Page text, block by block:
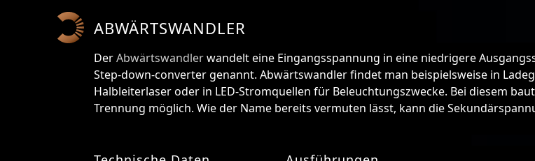
ABWÄRTSWANDLER
DerAbwärtswandlerwandelt eine Eingangsspannung in eine niedrigere
Step-down-converter genannt. Abwärtswandler findet man beispielsweise in
Halbleiterlaser oder in LED-Stromquellen für Beleuchtungszwecke. Bei diesem
Trennung möglich. Wie der Name bereits vermuten lässt, kann die